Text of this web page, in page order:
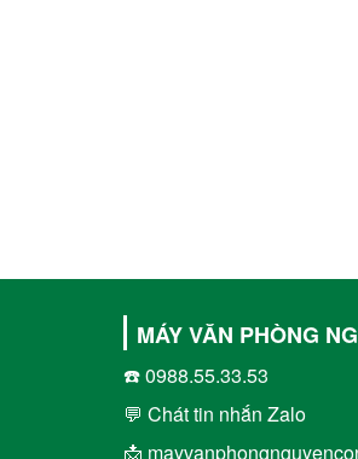
MÁY VĂN PHÒNG
☎️ 0988.55.33.53
💬 Chát tin nhắn Zalo
📩